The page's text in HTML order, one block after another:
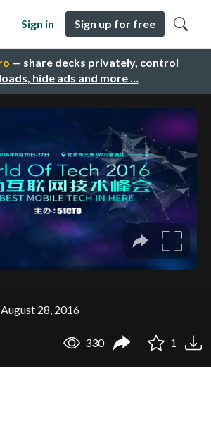
— share decks privately, control
hide ads and more …
Sign in Sign up for free
August 28, 2016
330 1